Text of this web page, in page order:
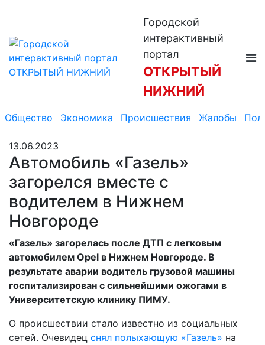
Городской
интерактивный
портал
ОТКРЫТЫЙ
НИЖНИЙ
Общество Экономика Происшествия Жалобы
13.06.2023
Автомобиль «Газель»
загорелся вместе с
водителем в Нижнем
Новгороде
«Газель» загорелась после ДТП с легковым
автомобилем Opel в Нижнем Новгороде. В
результате аварии водитель грузовой машины
госпитализирован с сильнейшими ожогами в
Университетскую клинику ПИМУ.
О происшествии стало известно из социальных
сетей. Очевидец снял полыхающую «Газель» на